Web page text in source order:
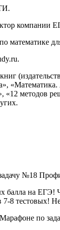
компании
математике
«12 методов
№18
балла на ЕГЭ!
7-8 тестовых!
по